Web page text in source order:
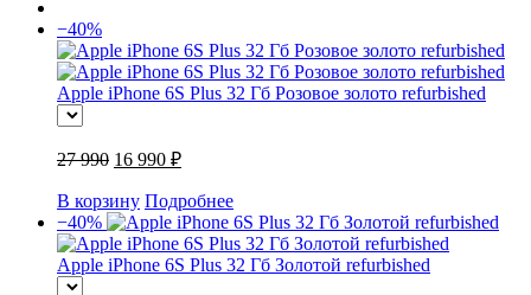
−40%
Apple iPhone 6S Plus 32 Гб Розовое золото refurbished
27 990 16 990 ₽
В корзину Подробнее
−40%
Apple iPhone 6S Plus 32 Гб Золотой refurbished